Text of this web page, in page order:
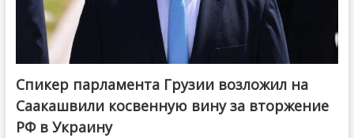
Спикер парламента Грузии возложил на
Саакашвили косвенную вину за вторжение
РФ в Украину